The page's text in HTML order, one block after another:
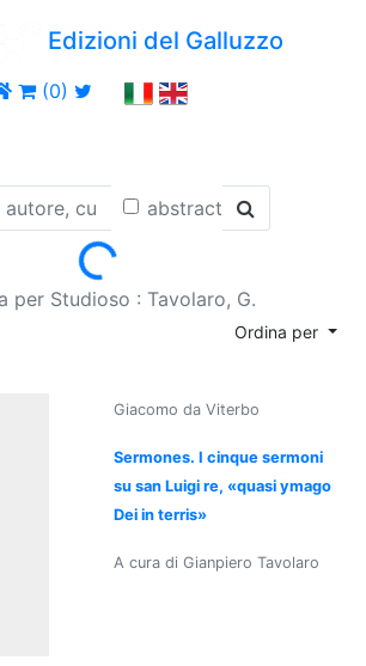
Edizioni del Galluzzo
(0)
abstract
Loading...
per Studioso : Tavolaro, G.
Ordina per
Giacomo da Viterbo
Sermones. I cinque sermoni
su san Luigi re, «quasi ymago
Dei in terris»
A cura di Gianpiero Tavolaro